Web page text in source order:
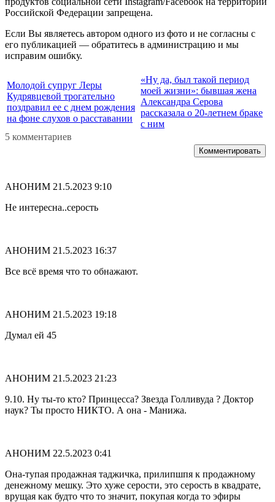
Российской Федерации запрещена.
Если Вы являетесь автором одного из фото и не согласны с
его публикацией — обратитесь в администрацию и мы
исправим ошибку.
Молодой супруг Леры
Кудрявцевой трогательно
поздравил ее с днем рождения
на фоне слухов о расставании
«Ну да, был такой период
моей жизни»: бывшая жена
Александра Серова
рассказала о 20-летнем браке
с ним
5 комментариев
Комментировать
АНОНИМ 21.5.2023 9:10
Не интересна..серость
АНОНИМ 21.5.2023 16:37
Все всё время что то обнажают.
АНОНИМ 21.5.2023 19:18
Думал ей 45
АНОНИМ 21.5.2023 21:23
9.10. Ну ты-то кто? Принцесса? Звезда Голливуда ? Доктор
наук? Ты просто НИКТО. А она - Манижа.
АНОНИМ 22.5.2023 0:41
Она-тупая продажная таджичка, прилипшпя к продажному
денежному мешку. Это хуже серости, это серость в квадрате,
врущая как будто что то значит, покупая когда то эфиры